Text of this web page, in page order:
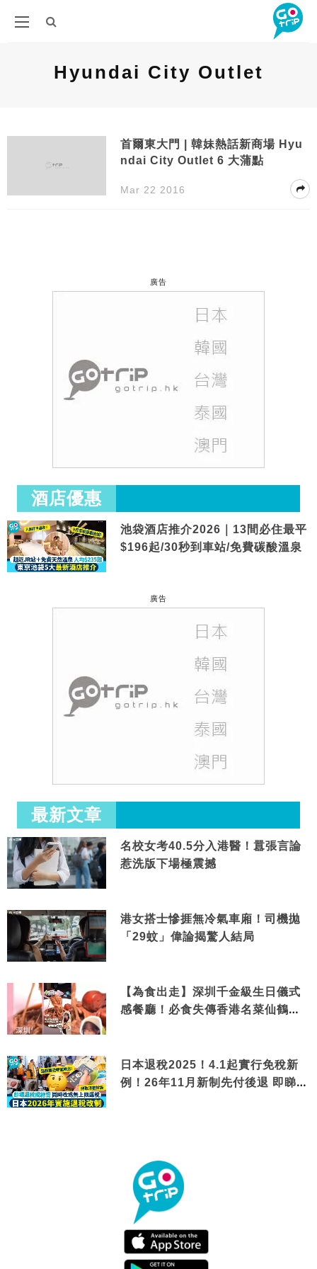
Hyundai City Outlet
首爾東大門 | 韓妹熱話新商場 Hyu
ndai City Outlet 6 大蒲點
Mar 22 2016
廣告
酒店優惠
池袋酒店推介2026｜13間必住最平
$196起/30秒到車站/免費碳酸溫泉
廣告
最新文章
名校女考40.5分入港醫！囂張言論
惹洗版下場極震撼
港女搭士慘捱無冷氣車廂！司機拋
「29蚊」偉論揭驚人結局
【為食出走】深圳千金級生日儀式
感餐廳！必食失傳香港名菜仙鶴神
日本退稅2025！4.1起實行免稅新
例！26年11月新制先付後退 即睇步